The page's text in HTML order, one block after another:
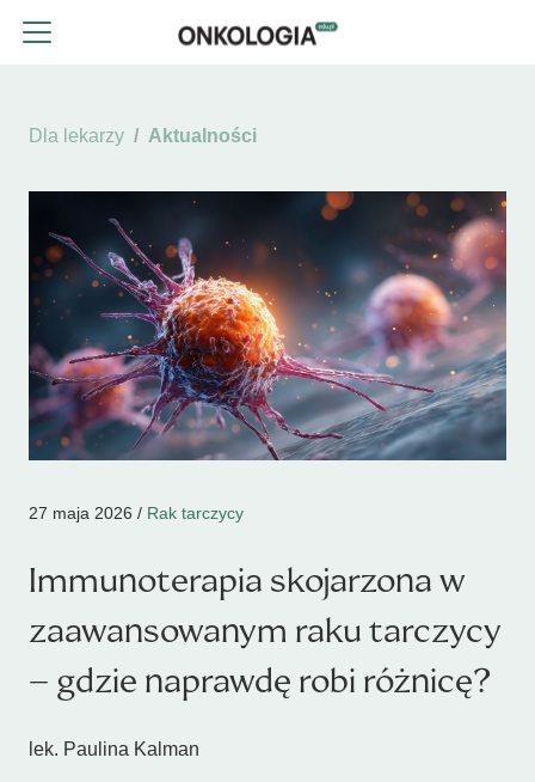
Dla lekarzy Aktualności
27 maja 2026 / Rak tarczycy
Immunoterapia skojarzona w
zaawansowanym raku tarczycy
– gdzie naprawdę robi różnicę?
lek. Paulina Kalman